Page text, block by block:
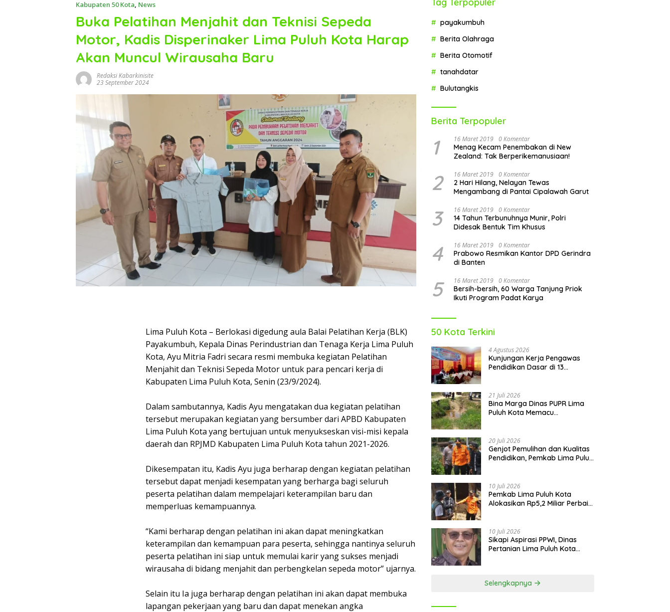
Kabupaten 50 Kota, News
Buka Pelatihan Menjahit dan Teknisi Sepeda
Motor, Kadis Disperinaker Lima Puluh Kota Harap
Akan Muncul Wirausaha Baru
Redaksi Kabarkinisite
23 September 2024
Lima Puluh Kota – Berlokasi digedung aula Balai Pelatihan Kerja (BLK)
Payakumbuh, Kepala Dinas Perindustrian dan Tenaga Kerja Lima Puluh
Kota, Ayu Mitria Fadri secara resmi membuka kegiatan Pelatihan
Menjahit dan Teknisi Sepeda Motor untuk para pencari kerja di
Kabupaten Lima Puluh Kota, Senin (23/9/2024).
Dalam sambutannya, Kadis Ayu mengatakan dua kegiatan pelatihan
tersebut merupakan kegiatan yang bersumber dari APBD Kabupaten
Lima Puluh Kota yang bertujuan untuk menyukseskan visi-misi kepala
daerah dan RPJMD Kabupaten Lima Puluh Kota tahun 2021-2026.
Dikesempatan itu, Kadis Ayu juga berharap dengan kegiatan pelatihan
tersebut dapat menjadi kesempatan yang berharga bagi seluruh
peserta pelatihan dalam mempelajari keterampilan baru dan
memperluas kemampuannya.
“Kami berharap dengan pelatihan ini akan dapat meningkatkan
keterampilan dan kemampuan para peserta, sehingga nantinya seluruh
peserta pelatihan ini siap untuk memulai karir yang sukses menjadi
wirausaha di bidang menjahit dan perbengkelan sepeda motor” ujarnya.
Selain itu Ia juga berharap dengan pelatihan ini akan dapat membuka
lapangan pekerjaan yang baru dan dapat menekan angka
payakumbuh
Berita Olahraga
Berita Otomotif
tanahdatar
Bulutangkis
Berita Terpopuler
1 16 Maret 2019 0 Komentar
Menag Kecam Penembakan di New
Zealand: Tak Berperikemanusiaan!
2 16 Maret 2019 0 Komentar
2 Hari Hilang, Nelayan Tewas
Mengambang di Pantai Cipalawah Garut
3 16 Maret 2019 0 Komentar
14 Tahun Terbunuhnya Munir, Polri
Didesak Bentuk Tim Khusus
4 16 Maret 2019 0 Komentar
Prabowo Resmikan Kantor DPD Gerindra
di Banten
5 16 Maret 2019 0 Komentar
Bersih-bersih, 60 Warga Tanjung Priok
Ikuti Program Padat Karya
50 Kota Terkini
4 Agustus 2026
Kunjungan Kerja Pengawas
Pendidikan Dasar di 13
Optimis Bawa Perubahan Maju
21 Juli 2026
Bina Marga Dinas PUPR Lima
Puluh Kota Memacu
Oktober
20 Juli 2026
Genjot Pemulihan dan Kualitas
Pendidikan, Pemkab Lima Puluh
Reguler
10 Juli 2026
Pemkab Lima Puluh Kota
Alokasikan Rp5,2 Miliar Perbaiki
10 Juli 2026
Sikapi Aspirasi PPWI, Dinas
Pertanian Lima Puluh Kota
Selengkapnya